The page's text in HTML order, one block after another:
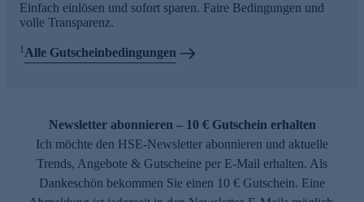
Einfach einlösen und sofort sparen. Faire Bedingungen und
volle Transparenz.
1Alle Gutscheinbedingungen
Newsletter abonnieren – 10 € Gutschein erhalten
Ich möchte den HSE-Newsletter abonnieren und aktuelle
Trends, Angebote & Gutscheine per E-Mail erhalten. Als
Dankeschön bekommen Sie einen 10 € Gutschein. Eine